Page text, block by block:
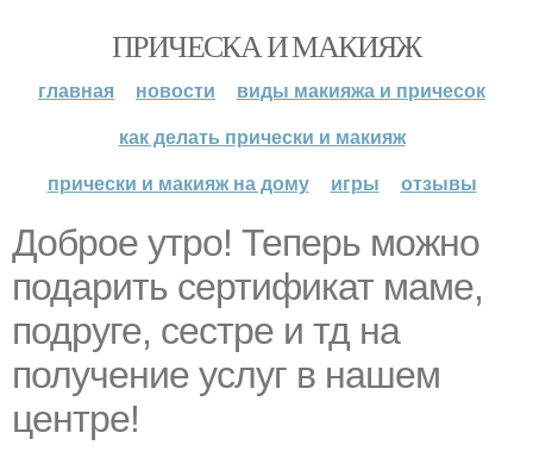
ПРИЧЕСКА И МАКИЯЖ
главная новости
виды макияжа и причесок
как делать прически и макияж
прически и макияж на дому
игры отзывы
Доброе утро! Теперь можно
подарить сертификат маме,
подруге, сестре и тд на
получение услуг в нашем
центре!